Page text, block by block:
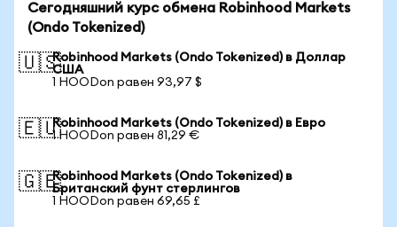
Сегодняшний курс обмена Robinhood Markets
(Ondo Tokenized)
🇺🇸Robinhood Markets (Ondo Tokenized) в Доллар
США
1 HOODon равен 93,97 $
🇪🇺Robinhood Markets (Ondo Tokenized) в Евро
1 HOODon равен 81,29 €
🇬🇧Robinhood Markets (Ondo Tokenized) в
Британский фунт стерлингов
1 HOODon равен 69,65 £